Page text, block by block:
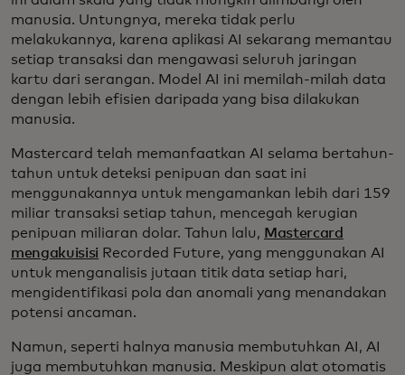
manusia. Untungnya, mereka tidak perlu
melakukannya, karena aplikasi AI sekarang memantau
setiap transaksi dan mengawasi seluruh jaringan
kartu dari serangan. Model AI ini memilah-milah data
dengan lebih efisien daripada yang bisa dilakukan
manusia.
Mastercard telah memanfaatkan AI selama bertahun-
tahun untuk deteksi penipuan dan saat ini
menggunakannya untuk mengamankan lebih dari 159
miliar transaksi setiap tahun, mencegah kerugian
penipuan miliaran dolar. Tahun lalu, Mastercard
mengakuisisi Recorded Future, yang menggunakan AI
untuk menganalisis jutaan titik data setiap hari,
mengidentifikasi pola dan anomali yang menandakan
potensi ancaman.
Namun, seperti halnya manusia membutuhkan AI, AI
juga membutuhkan manusia. Meskipun alat otomatis